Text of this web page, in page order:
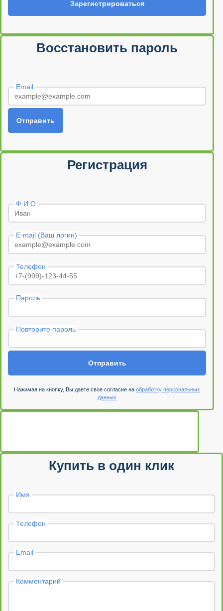
Зарегистрироваться
Восстановить пароль
Email
Отправить
Регистрация
Ф.И.О
E-mail (Ваш логин)
Телефон
Пароль
Повторите пароль
Отправить
Нажимая на кнопку, Вы даете свое согласие на обработку персональных
данных
Купить в один клик
Имя
Телефон
Email
Комментарий